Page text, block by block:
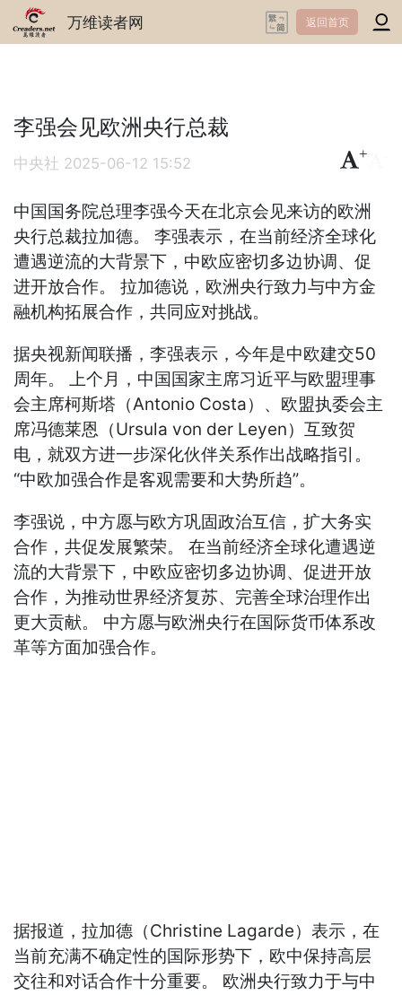
万维读者网 返回首页
李强会见欧洲央行总裁
中央社 2025-06-12 15:52
+
中国国务院总理李强今天在北京会见来访的欧洲
央行总裁拉加德。 李强表示，在当前经济全球化
遭遇逆流的大背景下，中欧应密切多边协调、促
进开放合作。 拉加德说，欧洲央行致力与中方金
融机构拓展合作，共同应对挑战。
据央视新闻联播，李强表示，今年是中欧建交50
周年。 上个月，中国国家主席习近平与欧盟理事
会主席柯斯塔（Antonio Costa）、欧盟执委会主
席冯德莱恩（Ursula von der Leyen）互致贺
电，就双方进一步深化伙伴关系作出战略指引。
“中欧加强合作是客观需要和大势所趋”。
李强说，中方愿与欧方巩固政治互信，扩大务实
合作，共促发展繁荣。 在当前经济全球化遭遇逆
流的大背景下，中欧应密切多边协调、促进开放
合作，为推动世界经济复苏、完善全球治理作出
更大贡献。 中方愿与欧洲央行在国际货币体系改
革等方面加强合作。
据报道，拉加德（Christine Lagarde）表示，在
当前充满不确定性的国际形势下，欧中保持高层
交往和对话合作十分重要。 欧洲央行致力于与中